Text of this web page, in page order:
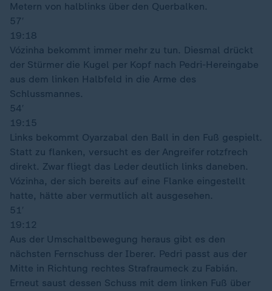
Metern von halblinks über den Querbalken.
57′
19:18
Vózinha bekommt immer mehr zu tun. Diesmal drückt
der Stürmer die Kugel per Kopf nach Pedri-Hereingabe
aus dem linken Halbfeld in die Arme des
Schlussmannes.
54′
19:15
Links bekommt Oyarzabal den Ball in den Fuß gespielt.
Statt zu flanken, versucht es der Angreifer rotzfrech
direkt. Zwar fliegt das Leder deutlich links daneben.
Vózinha, der sich bereits auf eine Flanke eingestellt
hatte, hätte aber vermutlich alt ausgesehen.
51′
19:12
Aus der Umschaltbewegung heraus gibt es den
nächsten Fernschuss der Iberer. Pedri passt aus der
Mitte in Richtung rechtes Strafraumeck zu Fabián.
Erneut saust dessen Schuss mit dem linken Fuß über